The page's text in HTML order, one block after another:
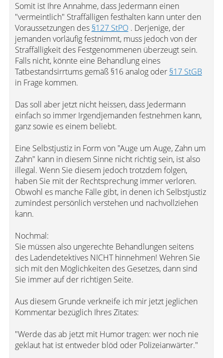
Somit ist Ihre Annahme, dass Jedermann einen
"vermeintlich" Straffälligen festhalten kann unter den
Voraussetzungen des §127 StPO. Derjenige, der
jemanden vorläufig festnimmt, muss jedoch von der
Straffälligkeit des Festgenommenen überzeugt sein.
Falls nicht, könnte eine Behandlung eines
Tatbestandsirrtums gemäß §16 analog oder §17 StGB
in Frage kommen.
Das soll aber jetzt nicht heissen, dass Jedermann
einfach so immer Irgendjemanden festnehmen kann,
ganz sowie es einem beliebt.
Eine Selbstjustiz in Form von "Auge um Auge, Zahn um
Zahn" kann in diesem Sinne nicht richtig sein, ist also
illegal. Wenn Sie diesem jedoch trotzdem folgen,
haben Sie mit der Rechtsprechung immer verloren.
Obwohl es manche Fälle gibt, in denen ich Selbstjustiz
zumindest persönlich verstehen und nachvollziehen
kann.
Nochmal:
Sie müssen also ungerechte Behandlungen seitens
des Ladendetektives NICHT hinnehmen! Wehren Sie
sich mit den Möglichkeiten des Gesetzes, dann sind
Sie immer auf der richtigen Seite.
Aus diesem Grunde verkneife ich mir jetzt jeglichen
Kommentar bezüglich Ihres Zitates:
"Werde das ab jetzt mit Humor tragen: wer noch nie
geklaut hat ist entweder blöd oder Polizeianwärter."